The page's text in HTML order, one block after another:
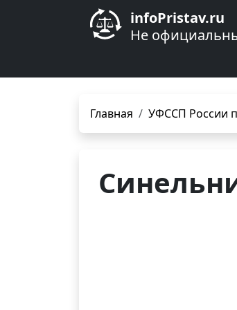
infoPristav.ru
Не
Главная УФССП России